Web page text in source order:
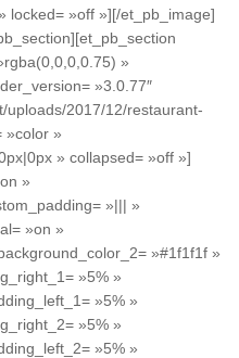
locked= »off »][/et_pb_image]
»
»3.0.77″
uploads/2017/12/restaurant-
»color »
» collapsed= »off »]
»
»||| »
»on »
»#1f1f1f »
»5% »
»5% »
»5% »
»5% »